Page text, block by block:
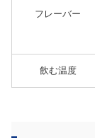
フレーバー
飲む温度